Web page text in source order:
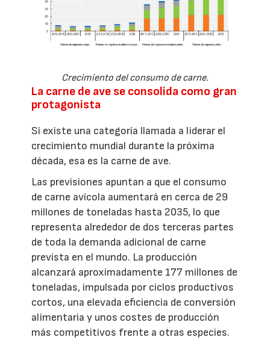
Crecimiento del consumo de carne.
La carne de ave se consolida como gran
protagonista
Si existe una categoría llamada a liderar el
crecimiento mundial durante la próxima
década, esa es la carne de ave.
Las previsiones apuntan a que el consumo
de carne avícola aumentará en cerca de 29
millones de toneladas hasta 2035, lo que
representa alrededor de dos terceras partes
de toda la demanda adicional de carne
prevista en el mundo. La producción
alcanzará aproximadamente 177 millones de
toneladas, impulsada por ciclos productivos
cortos, una elevada eficiencia de conversión
alimentaria y unos costes de producción
más competitivos frente a otras especies.